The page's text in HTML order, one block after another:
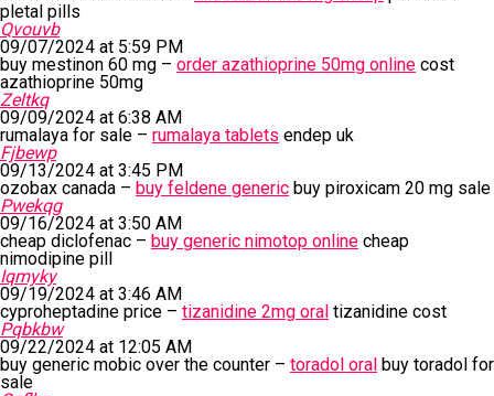
pletal pills
Qvouvb
09/07/2024 at 5:59 PM
buy mestinon 60 mg – order azathioprine 50mg online cost
azathioprine 50mg
Zeltkq
09/09/2024 at 6:38 AM
rumalaya for sale – rumalaya tablets endep uk
Fjbewp
09/13/2024 at 3:45 PM
ozobax canada – buy feldene generic buy piroxicam 20 mg sale
Pwekqg
09/16/2024 at 3:50 AM
cheap diclofenac – buy generic nimotop online cheap
nimodipine pill
Iqmyky
09/19/2024 at 3:46 AM
cyproheptadine price – tizanidine 2mg oral tizanidine cost
Pqbkbw
09/22/2024 at 12:05 AM
buy generic mobic over the counter – toradol oral buy toradol for
sale